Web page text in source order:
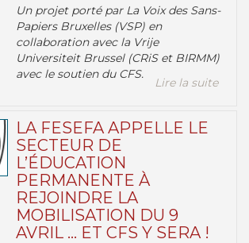
Un projet porté par La Voix des Sans-
Papiers Bruxelles (VSP) en
collaboration avec la Vrije
Universiteit Brussel (CRiS et BIRMM)
avec le soutien du CFS.
Lire la suite
LA FESEFA APPELLE LE
SECTEUR DE
L’ÉDUCATION
PERMANENTE À
REJOINDRE LA
MOBILISATION DU 9
AVRIL … ET CFS Y SERA !